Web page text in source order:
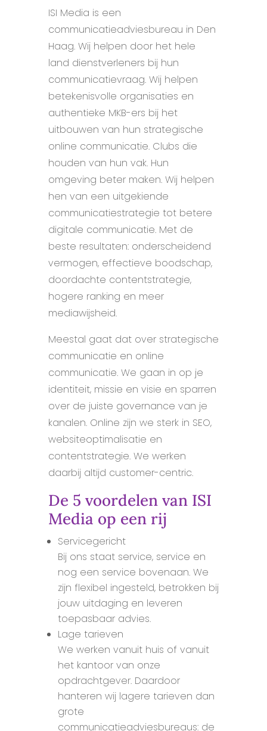
ISI Media is een
communicatieadviesbureau in Den
Haag. Wij helpen door het hele
land dienstverleners bij hun
communicatievraag. Wij helpen
betekenisvolle organisaties en
authentieke MKB-ers bij het
uitbouwen van hun strategische
online communicatie. Clubs die
houden van hun vak. Hun
omgeving beter maken. Wij helpen
hen van een uitgekiende
communicatiestrategie tot betere
digitale communicatie. Met de
beste resultaten: onderscheidend
vermogen, effectieve boodschap,
doordachte contentstrategie,
hogere ranking en meer
mediawijsheid.
Meestal gaat dat over strategische
communicatie en online
communicatie. We gaan in op je
identiteit, missie en visie en sparren
over de juiste governance van je
kanalen. Online zijn we sterk in SEO,
websiteoptimalisatie en
contentstrategie. We werken
daarbij altijd customer-centric.
De 5 voordelen van ISI
Media op een rij
Servicegericht
Bij ons staat service, service en
nog een service bovenaan. We
zijn flexibel ingesteld, betrokken bij
jouw uitdaging en leveren
toepasbaar advies.
Lage tarieven
We werken vanuit huis of vanuit
het kantoor van onze
opdrachtgever. Daardoor
hanteren wij lagere tarieven dan
grote
communicatieadviesbureaus: de